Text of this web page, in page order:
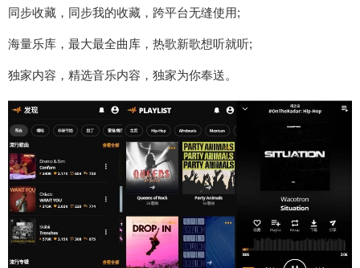
同步收藏，同步我的收藏，跨平台无缝使用;
海量乐库，最大最全曲库，热歌新歌想听就听;
独家内容，精选音乐内容，独家为你奉送。